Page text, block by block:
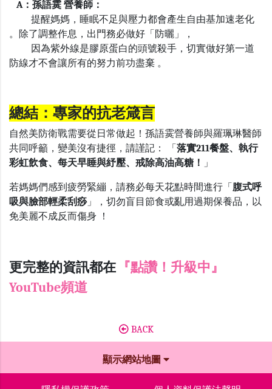
A ：孫語霙 營養師：
提醒媽媽，睡眠不足與壓力都會產生自由基加速老化
。除了調整作息，出門務必做好「防曬」，
因為紫外線是膠原蛋白的頭號殺手，切實做好第一道
防線才不會讓所有的努力前功盡棄 。
總結：專家的抗老箴言
自然美防衛戰需要從日常做起！孫語霙營養師與羅珮琳醫師
共同呼籲，變美沒有捷徑，請謹記： 「 落實211餐盤、執行
彩虹飲食、每天早睡與紓壓、戒除高油高糖！
」
若媽媽們感到疲勞緊繃，請務必每天花點時間進行「 腹式呼
吸與臉部輕柔刮痧」，切勿盲目節食或亂用過期保養品，以
免美麗不成反而傷身 ！
更完整的資訊都在 『點讚！升級中』
YouTube頻道
BACK
顯示網站地圖